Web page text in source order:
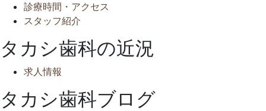
診療時間・アクセス
スタッフ紹介
タカシ歯科の近況
求人情報
タカシ歯科ブログ